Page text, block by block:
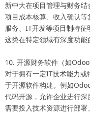
新中大在项目管理与财务
项目成本核算、收入确认
服务、IT开发等项目制特
这类在特定领域有深度功能
10. 开源财务软件（如Odoo
对于拥有一定IT技术能力
于开源软件构建。例如
代码开源，允许企业进行
需要投入技术资源进行部